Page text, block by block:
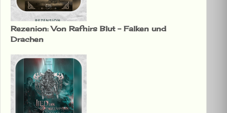
Rezenion: Von Rafnirs Blut – Falken und
Drachen